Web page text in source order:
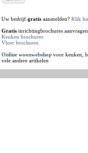
Uw bedrijf gratis aanmelden? Klik
Gratis inrichtingbrochures
Keuken brochures
Vloer brochures
Online woonwebshop voor keuken,
vele andere artikelen